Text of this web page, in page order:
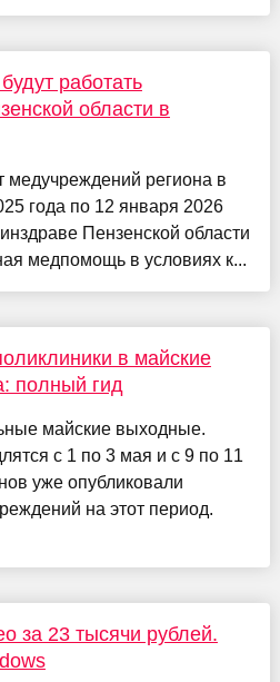
работать
области в
медучреждений региона в
года по 12 января 2026
Пензенской области
медпомощь в условиях к...
в майские
полный гид
майские выходные.
с 1 по 3 мая и с 9 по 11
уже опубликовали
на этот период.
за 23 тысячи рублей.